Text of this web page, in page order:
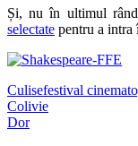
Și, nu în ultimul
selectate pentru a intra
Culisefestival
Post
navigation
Colivie
Dor